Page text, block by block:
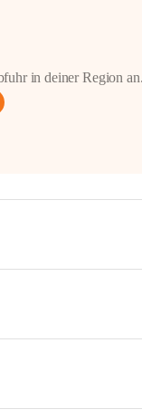
in deiner Region